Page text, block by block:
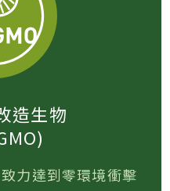
造生物
力達到零環境衝擊